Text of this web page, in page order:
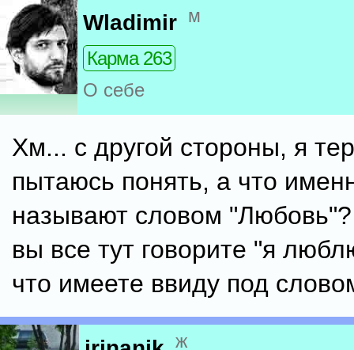
Wladimir м
Карма 263
О себе
Хм... с другой стороны, я
пытаюсь понять, а что
называют словом "Любовь"?
вы все тут говорите "я
что имеете ввиду под
ж